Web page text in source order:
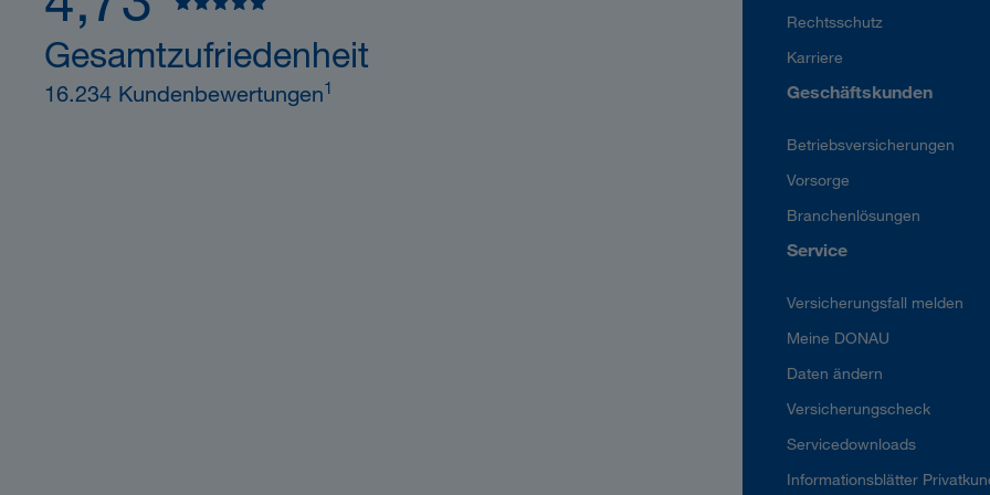
Gesamtzufriedenheit
16.234 Kundenbewertungen1
Rechtsschutz
Karriere
Geschäftskunden
Betriebsversicherungen
Vorsorge
Branchenlösungen
Service
Versicherungsfall melden
Meine DONAU
Daten ändern
Versicherungscheck
Servicedownloads
Informationsblätter